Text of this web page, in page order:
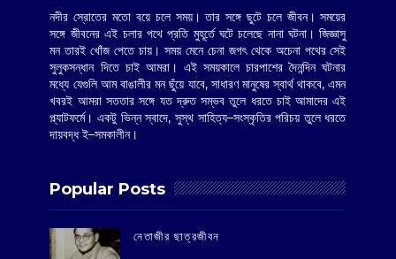
নদীর স্রোতের মতো বয়ে চলে সময়। তার সঙ্গে ছুটে চলে জীবন। সময়ের
সঙ্গে জীবনের এই চলার পথে প্রতি মুহূর্তে ঘটে চলেছে নানা ঘটনা। জিজ্ঞাসু
মন তারই খোঁজ পেতে চায়। সময় মেনে চেনা জগৎ থেকে অচেনা পথের সেই
সুলুকসন্ধান দিতে চাই আমরা। এই সময়কালে চারপাশের দৈনন্দিন ঘটনার
মধ্যে যেগুলি আম বাঙালীর মন ছুঁয়ে যাবে, সাধারণ মানুষের স্বার্থ থাকবে, এমন
খবরই আমরা সততার সঙ্গে যত দ্রুত সম্ভব তুলে ধরতে চাই আমাদের এই
প্ল্যাটফর্মে। একটু ভিন্ন স্বাদে, সুস্থ সাহিত্য–সংস্কৃতির পরিচয় তুলে ধরতে
দায়বদ্ধ ই–সমকালীন।
Popular Posts
‌নেতাজীর ছাত্রজীবন